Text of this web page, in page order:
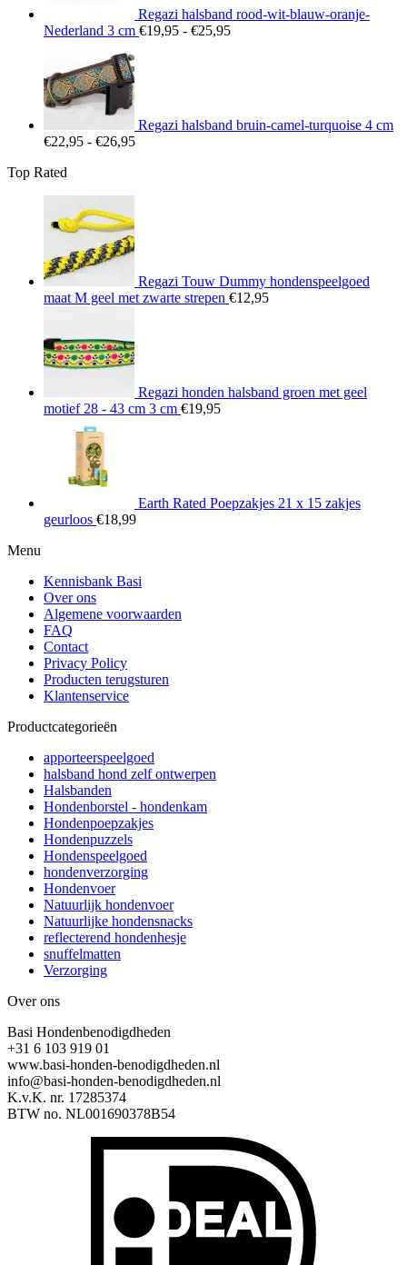
Regazi halsband rood-wit-blauw-oranje-
Nederland 3 cm €19,95 - €25,95Prijsklasse:
Regazi halsband bruin-camel-turquoise 4 cm
€22,95 - €26,95Prijsklasse:
Top Rated
Regazi Touw Dummy hondenspeelgoed
maat M geel met zwarte strepen €12,95
Regazi honden halsband groen met geel
motief 28 - 43 cm 3 cm €19,95
Earth Rated Poepzakjes 21 x 15 zakjes
geurloos €18,99
Menu
Kennisbank Basi
Over ons
Algemene voorwaarden
FAQ
Contact
Privacy Policy
Producten terugsturen
Klantenservice
Productcategorieën
apporteerspeelgoed
halsband hond zelf ontwerpen
Halsbanden
Hondenborstel - hondenkam
Hondenpoepzakjes
Hondenpuzzels
Hondenspeelgoed
hondenverzorging
Hondenvoer
Natuurlijk hondenvoer
Natuurlijke hondensnacks
reflecterend hondenhesje
snuffelmatten
Verzorging
Over ons
Basi Hondenbenodigdheden
+31 6 103 919 01
www.basi-honden-benodigdheden.nl
info@basi-honden-benodigdheden.nl
K.v.K. nr. 17285374
BTW no. NL001690378B54